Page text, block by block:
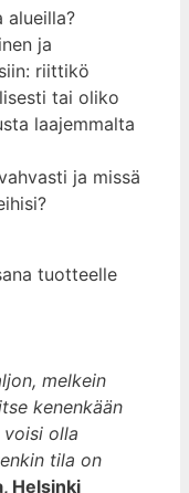
alueilla?
ja
riittikö
tai oliko
laajemmalta
ja missä
tuotteelle
melkein
kenenkään
voisi olla
tila on
Helsinki